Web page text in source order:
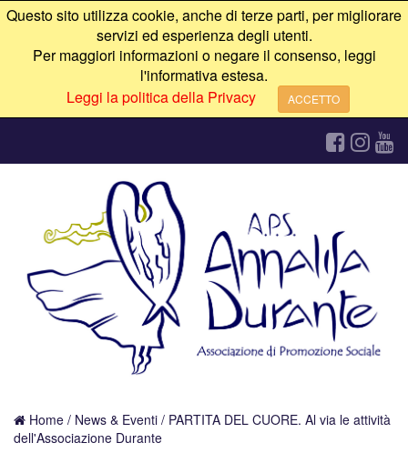
Questo sito utilizza cookie, anche di terze parti, per migliorare
servizi ed esperienza degli utenti.
Per maggiori informazioni o negare il consenso, leggi
l'informativa estesa.
Leggi la politica della Privacy
ACCETTO
Home / News & Eventi / PARTITA DEL CUORE. Al via le attività
dell'Associazione Durante